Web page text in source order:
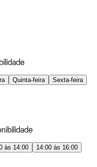
Quinta-feira
Sexta-feira
às 14:00
14:00 às 16:00